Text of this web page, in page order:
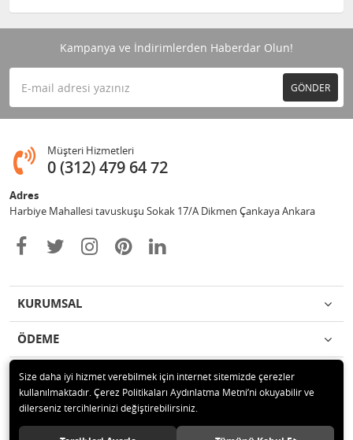
Kampanya ve İndirimlerden Haberdar Olun!
GÖNDER
Müşteri Hizmetleri
0 (312) 479 64 72
Adres
Harbiye Mahallesi tavuskuşu Sokak 17/A Dikmen Çankaya Ankara
KURUMSAL
ÖDEME
İLETİŞİM
© 2020 2Y BİLİŞİM İÇ VE DIŞ TİCARET LTD. ŞTİ. Tüm hakları saklıdır.
Size daha iyi hizmet verebilmek için internet sitemizde çerezler
kullanılmaktadır. Çerez Politikaları Aydınlatma Metni’ni okuyabilir ve
dilerseniz tercihlerinizi değiştirebilirsiniz.